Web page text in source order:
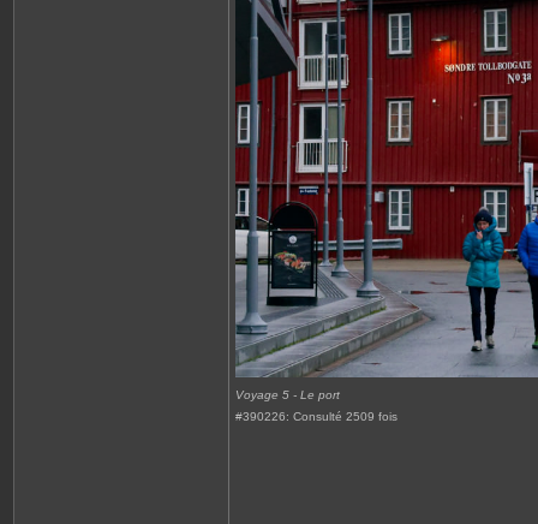
Voyage 5 - Le port
#390226: Consulté 2509 fois